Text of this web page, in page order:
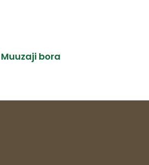
Muuzaji bora